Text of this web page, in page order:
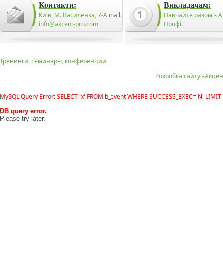
Контакти:
Київ, М. Василенка, 7-А mail:
info@akcent-pro.com
Викладачам:
Навчайте разом з
Профі
Розробка сайту «
Тренинги, семинары, конференции
MySQL Query Error: SELECT 'x' FROM b_event WHERE SUCCESS_EXEC='N' LIMIT
DB query error.
Please try later.